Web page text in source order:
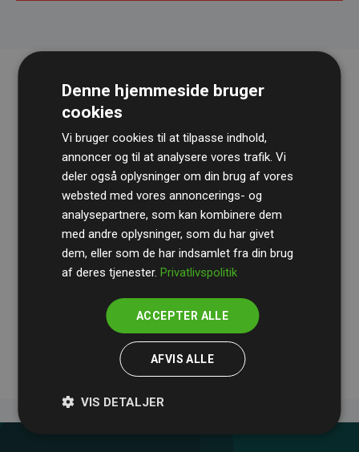
RevisionshusetBDOgennemgår løbende vores
beregninger og metode for at sikre gennemsigtighed
og pålidelighed.
Deres revision dokumenterer, at vores investeringer i
medlemmernes websites estimerede CO₂-
Denne hjemmeside bruger
cookies
Vi bruger cookies til at tilpasse indhold,
annoncer og til at analysere vores trafik. Vi
deler også oplysninger om din brug af vores
websted med vores annoncerings- og
analysepartnere, som kan kombinere dem
med andre oplysninger, som du har givet
dem, eller som de har indsamlet fra din brug
af deres tjenester.Privatlivspolitik
ACCEPTER ALLE
AFVIS ALLE
VIS DETALJER